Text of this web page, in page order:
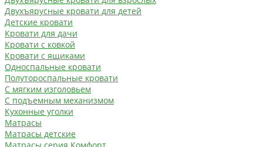
Двухъярусные кровати для детей
Детские кровати
Кровати для дачи
Кровати с ковкой
Кровати с ящиками
Односпальные кровати
Полутороспальные кровати
С мягким изголовьем
С подъемным механизмом
Кухонные уголки
Матрасы
Матрасы детские